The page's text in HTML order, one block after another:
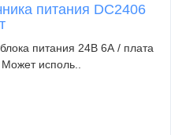
питания DC2406
питания 24В 6А / плата
исполь..